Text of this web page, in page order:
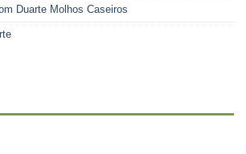
Duarte Molhos Caseiros